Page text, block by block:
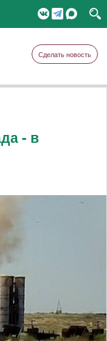
Сделать новость
- в